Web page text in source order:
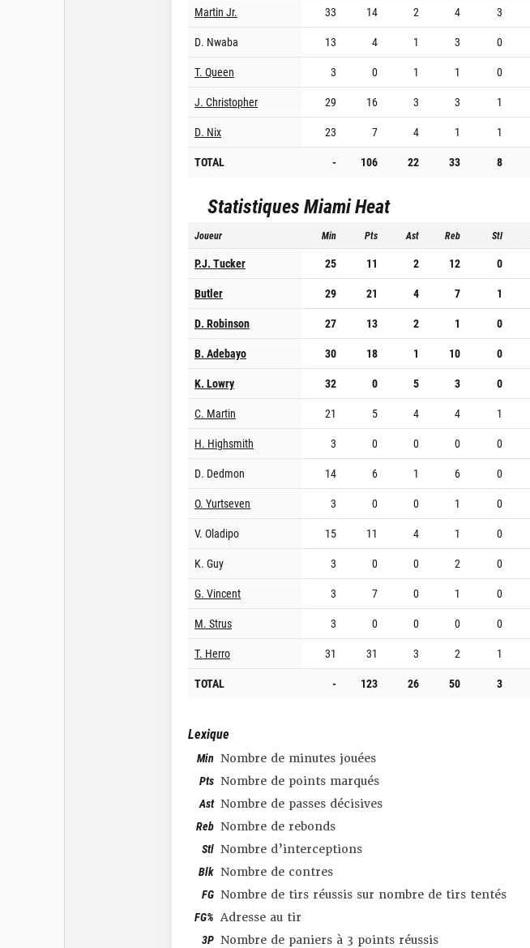
Martin Jr.
33 14 2 4 3
D. Nwaba
13 4 1 3 0
T. Queen
3 0 1 1 0
J. Christopher
29 16 3 3 1
D. Nix
23 7 4 1 1
TOTAL
- 106 22 33 8
StatistiquesMiami Heat
Joueur Min Pts Ast Reb Stl
P.J. Tucker 25 11 2 12 0
Butler
29 21 4 7 1
D. Robinson
27 13 2 1 0
B. Adebayo
30 18 1 10 0
K. Lowry
32 0 5 3 0
C. Martin
21 5 4 4 1
H. Highsmith
3 0 0 0 0
D. Dedmon
14 6 1 6 0
O. Yurtseven
3 0 0 1 0
V. Oladipo
15 11 4 1 0
K. Guy
3 0 0 2 0
G. Vincent
3 7 0 1 0
M. Strus
3 0 0 0 0
T. Herro
31 31 3 2 1
TOTAL
- 123 26 50 3
Lexique
Min Nombre de minutes jouées
Pts Nombre de points marqués
Ast Nombre de passes décisives
Reb Nombre de rebonds
Stl Nombre d’interceptions
Blk Nombre de contres
FG Nombre de tirs réussis sur nombre de tirs tentés
FG% Adresse au tir
3P Nombre de paniers à 3 points réussis